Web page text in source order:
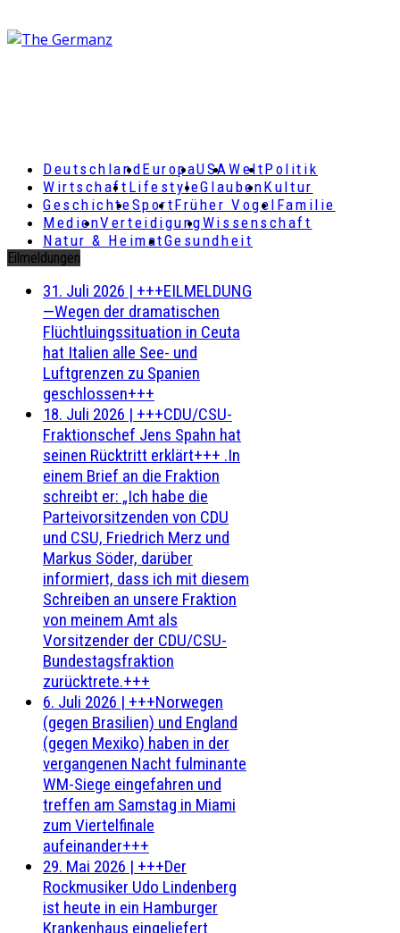
DeutschlandEuropaUSAWeltPolitik
Wirtschaft LifestyleGlaubenKultur
GeschichteSportFrüher Vogel Familie
MedienVerteidigungWissenschaft
Natur & HeimatGesundheit
Eilmeldungen
31. Juli 2026 | +++EILMELDUNG
—Wegen der dramatischen
Flüchtluingssituation in Ceuta
hat Italien alle See- und
Luftgrenzen zu Spanien
geschlossen+++
18. Juli 2026 | +++CDU/CSU-
Fraktionschef Jens Spahn hat
seinen Rücktritt erklärt+++ .In
einem Brief an die Fraktion
schreibt er: „Ich habe die
Parteivorsitzenden von CDU
und CSU, Friedrich Merz und
Markus Söder, darüber
informiert, dass ich mit diesem
Schreiben an unsere Fraktion
von meinem Amt als
Vorsitzender der CDU/CSU-
Bundestagsfraktion
zurücktrete.+++
6. Juli 2026 | +++Norwegen
(gegen Brasilien) und England
(gegen Mexiko) haben in der
vergangenen Nacht fulminante
WM-Siege eingefahren und
treffen am Samstag in Miami
zum Viertelfinale
aufeinander+++
29. Mai 2026 | +++Der
Rockmusiker Udo Lindenberg
ist heute in ein Hamburger
Krankenhaus eingeliefert